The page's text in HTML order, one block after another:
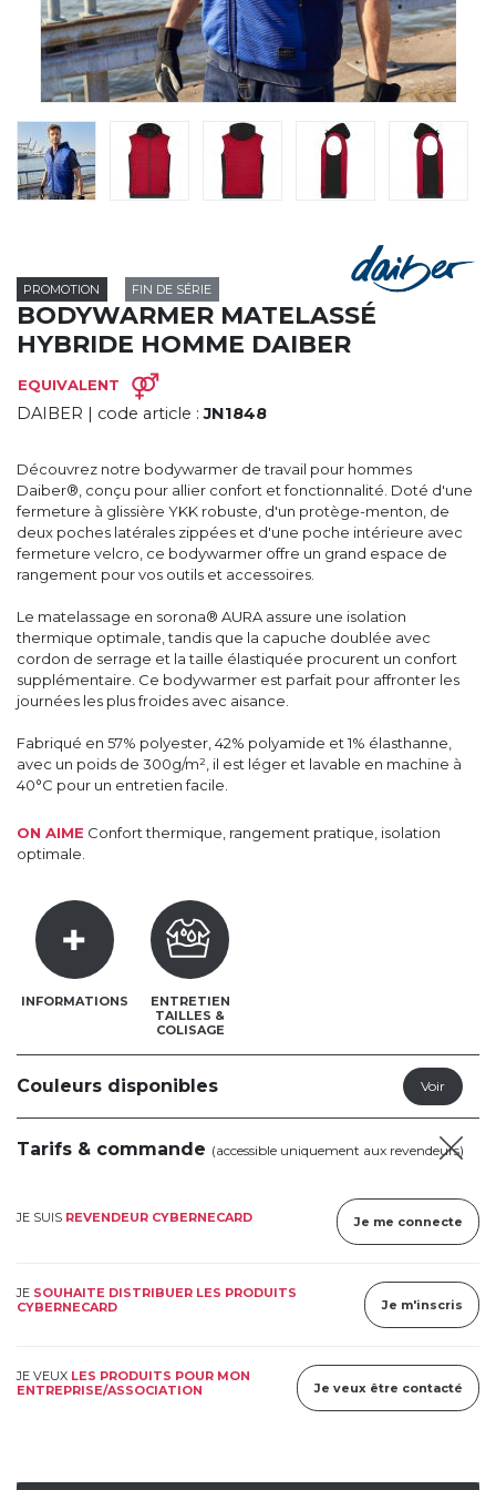
LA SOCIÉTÉ
SERVICES
ROADSHOWS, FORUM DES EXPERTS
MARQUES & CERTIFICATS
TECHNIQUES MARQUAGE
BLOG
PROMOTION FIN DE SÉRIE
BODYWARMER MATELASSÉ
HYBRIDE HOMME DAIBER
EQUIVALENT
DAIBER | code article :JN1848
Découvrez notre bodywarmer de travail pour hommes
Daiber®, conçu pour allier confort et fonctionnalité. Doté d'une
fermeture à glissière YKK robuste, d'un protège-menton, de
deux poches latérales zippées et d'une poche intérieure avec
fermeture velcro, ce bodywarmer offre un grand espace de
rangement pour vos outils et accessoires.
Le matelassage en sorona® AURA assure une isolation
thermique optimale, tandis que la capuche doublée avec
cordon de serrage et la taille élastiquée procurent un confort
supplémentaire. Ce bodywarmer est parfait pour affronter les
journées les plus froides avec aisance.
Fabriqué en 57% polyester, 42% polyamide et 1% élasthanne,
avec un poids de 300g/m², il est léger et lavable en machine à
40°C pour un entretien facile.
ON AIME Confort thermique, rangement pratique, isolation
optimale.
INFORMATIONS
ENTRETIEN
TAILLES &
COLISAGE
Couleurs disponibles
Tarifs & commande (accessible uniquement aux revendeurs)
JE SUIS REVENDEUR CYBERNECARD Je me connecte
JE SOUHAITE DISTRIBUER LES PRODUITS
CYBERNECARD
Je m'inscris
JE VEUX LES PRODUITS POUR MON
ENTREPRISE/ASSOCIATION
Je veux être contacté